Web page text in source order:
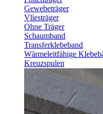
Gewebeträger
Vliesträger
Ohne Träger
Schaumband
Transferklebeband
Wärmeleitfähige
Kreuzspulen